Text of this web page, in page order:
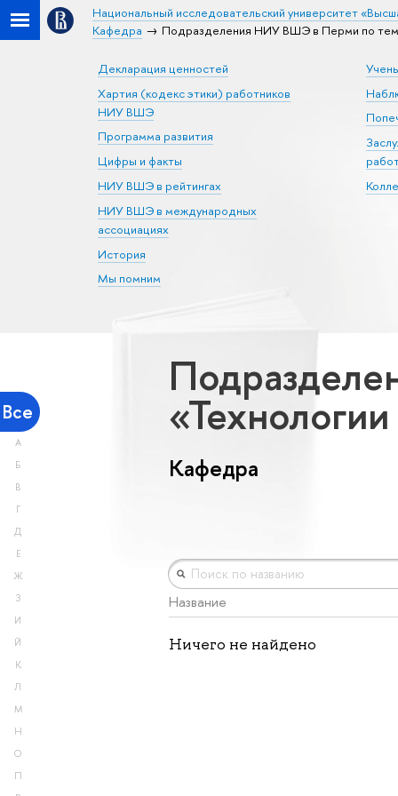
Национальный исследовательский университет
Кафедра
Подразделения НИУ ВШЭ в Перми по
Декларация ценностей
Хартия (кодекс этики) работников
НИУ ВШЭ
Программа развития
Цифры и факты
НИУ ВШЭ в рейтингах
НИУ ВШЭ в международных
ассоциациях
История
Мы помним
Все
А
Б
В
Г
Д
Е
Ж
З
И
Й
К
Л
М
Н
О
П
Кафедра
Название
Ничего не найдено